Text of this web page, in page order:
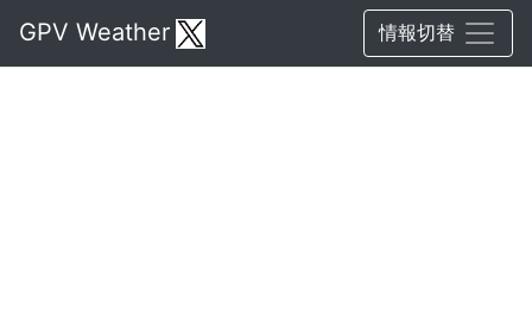
GPV Weather 情報切替